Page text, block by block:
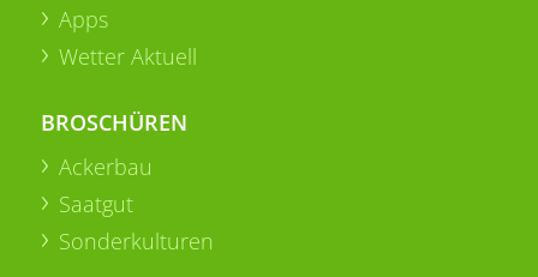
Apps
Wetter Aktuell
BROSCHÜREN
Ackerbau
Saatgut
Sonderkulturen